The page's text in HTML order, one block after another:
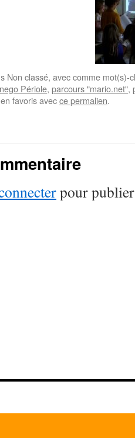
Non classé, avec comme mot(s)-
Périole, parcours "mario.net",
favoris avecce permalien.
pour